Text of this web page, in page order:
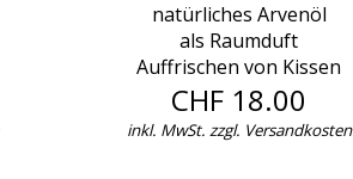
natürliches Arvenöl
als Raumduft
Auffrischen von Kissen
CHF 18.00
inkl. MwSt. zzgl. Versandkosten